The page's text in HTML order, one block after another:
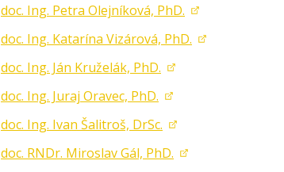
doc. Ing. Petra Olejníková, PhD.
doc. Ing. Katarína Vizárová, PhD.
doc. Ing. Ján Kruželák, PhD.
doc. Ing. Juraj Oravec, PhD.
doc. Ing. Ivan Šalitroš, DrSc.
doc. RNDr. Miroslav Gál, PhD.